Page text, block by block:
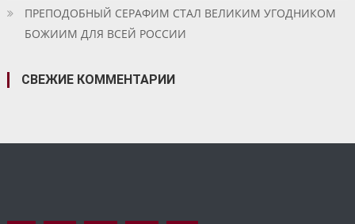
ПРЕПОДОБНЫЙ СЕРАФИМ СТАЛ ВЕЛИКИМ УГОДНИКОМ
БОЖИИМ ДЛЯ ВСЕЙ РОССИИ
СВЕЖИЕ КОММЕНТАРИИ